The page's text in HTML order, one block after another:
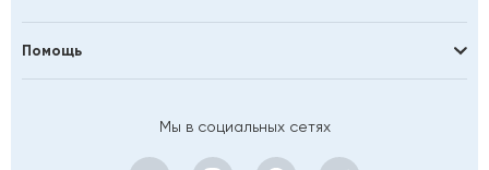
Помощь
Мы в социальных сетях